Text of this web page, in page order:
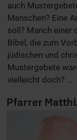
auch
Menschen? Eine
soll? Manch einer
Bibel, die zum
jüdischen und
Mustergebete
vielleicht doch? ...
Pfarrer